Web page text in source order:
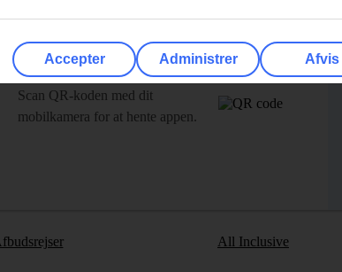
appen i dag!
Scan QR-koden med dit
mobilkamera for at hente appen.
All Inclusive
Accepter Administrer Afvis